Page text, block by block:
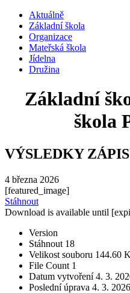
Aktuálně
Základní škola
Organizace
Mateřská škola
Jídelna
Družina
Základní
škola
VÝSLEDKY
4 března 2026
[featured_image]
Stáhnout
Download is available until
Version
Stáhnout 18
Velikost souboru 144.60
File Count 1
Datum vytvoření4. 3.
Poslední úprava 4. 3. 2026